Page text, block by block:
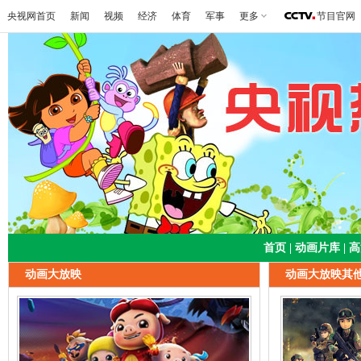
央视网首页 新闻 视频 经济 体育 军事 更多 节目官网
首页 动画片库
动画大放映 动画大放映其